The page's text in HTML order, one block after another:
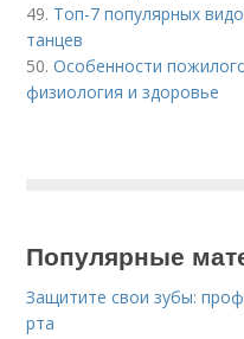
49. Топ-7 популярных
танцев
50.Особенности
физиология и здоровье
Популярные
Защитите свои зубы:
рта